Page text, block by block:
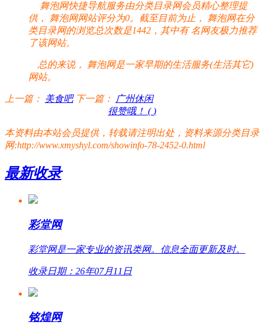
舞泡网快捷导航服务由分类目录网会员精心整理提
供， 舞泡网网站评分为0。截至目前为止， 舞泡网在分
类目录网的浏览总次数是1442，其中有名网友极力推荐
了该网站。
总的来说， 舞泡网是一家早期的生活服务(生活其它)
网站。
上一篇： 美食吧 下一篇：
广州休闲
很赞哦！ ( )
本资料由本站会员提供，转载请注明出处，资料来源分类目录
网:http://www.xmyshyl.com/showinfo-78-2452-0.html
最新收录
彩堂网
彩堂网是一家专业的资讯类网。信息全面更新及时。
收录日期：26年07月11日
铭煌网